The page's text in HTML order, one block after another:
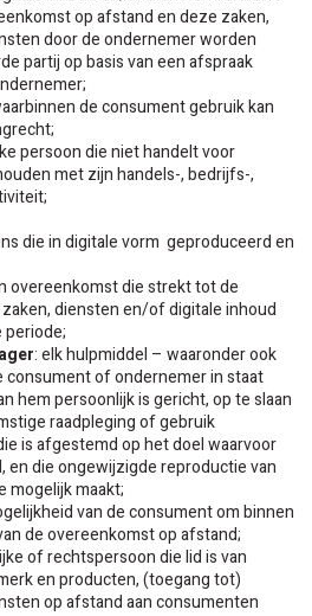
op afstand en deze zaken,
door de ondernemer worden
partij op basis van een afspraak
de consument gebruik kan
persoon die niet handelt voor
met zijn handels-, bedrijfs-,
die in digitale vorm geproduceerd en
overeenkomst die strekt tot de
diensten en/of digitale inhoud
periode;
: elk hulpmiddel – waaronder ook
consument of ondernemer in staat
hem persoonlijk is gericht, op te slaan
raadpleging of gebruik
is afgestemd op het doel waarvoor
en die ongewijzigde reproductie van
mogelijk maakt;
van de consument om binnen
de overeenkomst op afstand;
of rechtspersoon die lid is van
en producten, (toegang tot)
op afstand aan consumenten